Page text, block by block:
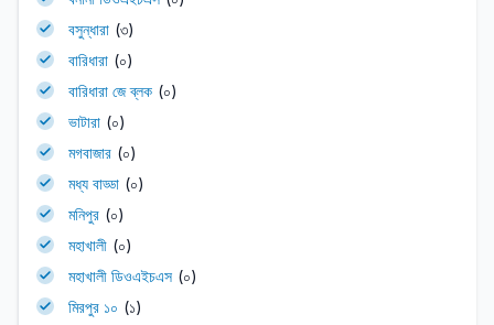
বসুন্ধারা (৩)
বারিধারা (০)
বারিধারা জে ব্লক (০)
ভাটারা (০)
মগবাজার (০)
মধ্য বাড্ডা (০)
মনিপুর (০)
মহাখালী (০)
মহাখালী ডিওএইচএস (০)
মিরপুর ১০ (১)